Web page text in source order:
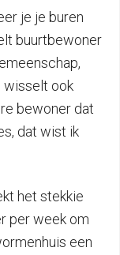
je je buren
buurtbewoner
wisselt ook
bewoner dat
dat wist ik
het stekkie
per week om
een